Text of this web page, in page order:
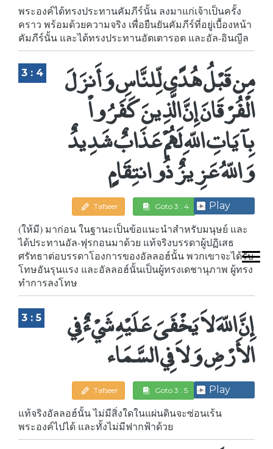
พระองค์ได้ทรงประทานคัมภีร์นั้น ลงมาแก่เจ้าเป็นครั้ง
คราว พร้อมด้วยความจริง เพื่อยืนยันคัมภีร์ที่อยู่เบื้องหน้า
คัมภีร์นั้น และได้ทรงประทานอัตเตารอต และอัล-อินญีล
3 : 4 مِن قَبْلُ هُدًى لِّلنَّاسِ وَأَنزَلَ
الْفُرْقَانَ إِنَّ الَّذِينَ كَفَرُواْ
بِآيَاتِ اللّهِ لَهُمْ عَذَابٌ شَدِيدٌ
وَاللّهُ عَزِيزٌ ذُو انتِقَامٍ
Tafseer Goto 3 : 4 Play
(ให้มี) มาก่อน ในฐานะเป็นข้อแนะนำสำหรับมนุษย์ และ
ได้ประทานอัล-ฟุรกอนมาด้วย แท้จริงบรรดาผู้ปฏิเสธ
ศรัทธาต่อบรรดาโองการของอัลลอฮ์นั้น พวกเขาจะได้รับ
โทษอันรุนแรง และอัลลอฮ์นั้นเป็นผู้ทรงเดชานุภาพ ผู้ทรง
ทำการลงโทษ
3 : 5 إِنَّ اللّهَ لاَ يَخْفَىَ عَلَيْهِ شَيْءٌ فِي
الأَرْضِ وَلاَ فِي السَّمَاء
Tafseer Goto 3 : 5 Play
แท้จริงอัลลอฮ์นั้น ไม่มีสิ่งใดในแผ่นดินจะซ่อนเร้น
พระองค์ไปได้ และทั้งไม่มีฟากฟ้าด้วย